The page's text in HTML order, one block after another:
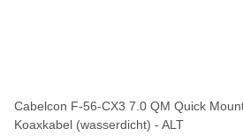
Cabelcon F-56-CX3 7.0 QM Quick
Koaxkabel (wasserdicht) - ALT